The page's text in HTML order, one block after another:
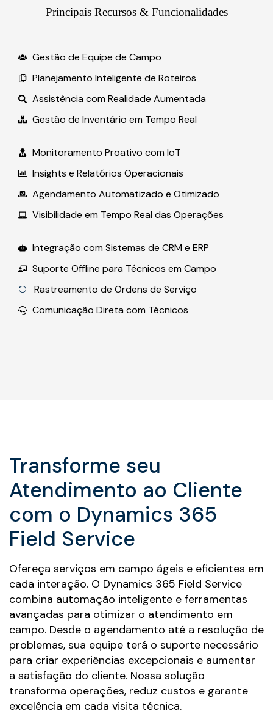
Principais Recursos & Funcionalidades
Gestão de Equipe de Campo
Planejamento Inteligente de Roteiros
Assistência com Realidade Aumentada
Gestão de Inventário em Tempo Real
Monitoramento Proativo com IoT
Insights e Relatórios Operacionais
Agendamento Automatizado e Otimizado
Visibilidade em Tempo Real das Operações
Integração com Sistemas de CRM e ERP
Suporte Offline para Técnicos em Campo
Rastreamento de Ordens de Serviço
Comunicação Direta com Técnicos
Transforme seu
Atendimento ao Cliente
com o Dynamics 365
Field Service
Ofereça serviços em campo ágeis e eficientes em
cada interação. O Dynamics 365 Field Service
combina automação inteligente e ferramentas
avançadas para otimizar o atendimento em
campo. Desde o agendamento até a resolução de
problemas, sua equipe terá o suporte necessário
para criar experiências excepcionais e aumentar
a satisfação do cliente. Nossa solução
transforma operações, reduz custos e garante
excelência em cada visita técnica.